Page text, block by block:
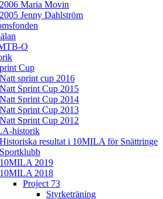
2006 Maria Movin
2005 Jenny Dahlström
O
Cup
Natt sprint cup 2016
Natt Sprint Cup 2015
Natt Sprint Cup 2014
Natt Sprint Cup 2013
Natt Sprint Cup 2012
historik
Historiska resultat i 10MILA för Snättringe
Sportklubb
10MILA 2019
10MILA 2018
Project 73
Styrketräning